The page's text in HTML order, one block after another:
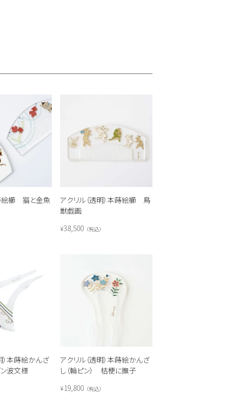
絵櫛 猫と金魚
アクリル（透明）本蒔絵櫛 鳥
獣戯画
¥38,500 税込
）本蒔絵かんざ
波文様
アクリル（透明）本蒔絵かんざ
し（輪ピン） 桔梗に撫子
¥19,800 税込